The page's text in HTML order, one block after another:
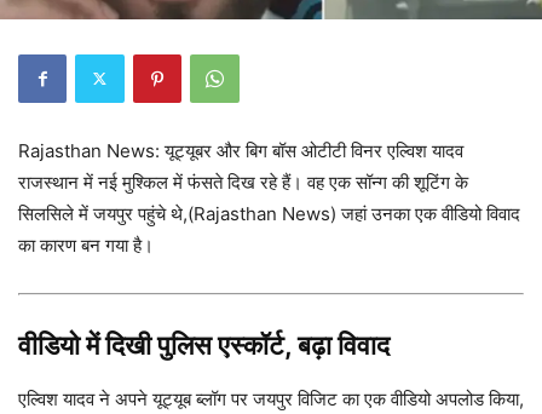
Rajasthan News: यूट्यूबर और बिग बॉस ओटीटी विनर एल्विश यादव
राजस्थान में नई मुश्किल में फंसते दिख रहे हैं। वह एक सॉन्ग की शूटिंग के
सिलसिले में जयपुर पहुंचे थे,(Rajasthan News) जहां उनका एक वीडियो विवाद
का कारण बन गया है।
वीडियो में दिखी पुलिस एस्कॉर्ट, बढ़ा विवाद
एल्विश यादव ने अपने यूट्यूब ब्लॉग पर जयपुर विजिट का एक वीडियो अपलोड किया,